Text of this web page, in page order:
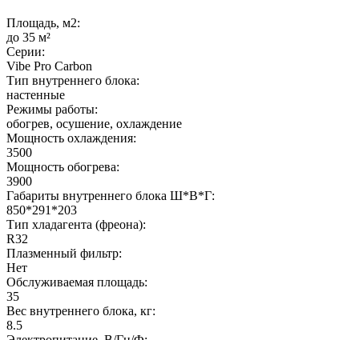
Площадь, м2:
до 35 м²
Серии:
Vibe Pro Carbon
Тип внутреннего блока:
настенные
Режимы работы:
обогрев, осушение, охлаждение
Мощность охлаждения:
3500
Мощность обогрева:
3900
Габариты внутреннего блока Ш*В*Г:
850*291*203
Тип хладагента (фреона):
R32
Плазменный фильтр:
Нет
Обслуживаемая площадь:
35
Вес внутреннего блока, кг:
8.5